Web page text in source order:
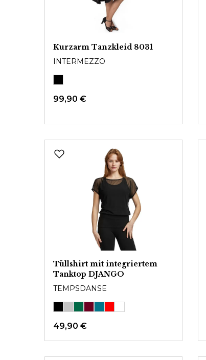
Kurzarm Tanzkleid 8031
INTERMEZZO
99,90 €
Tüllshirt mit integriertem
Tanktop DJANGO
TEMPSDANSE
49,90 €